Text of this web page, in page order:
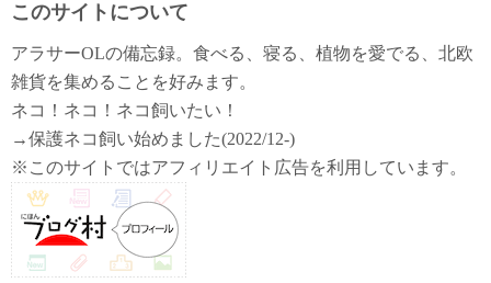
ペ
ー
ジ
送
り
このサイトについて
アラサーOLの備忘録。食べる、寝る、植物を愛でる、北欧
雑貨を集めることを好みます。
ネコ！ネコ！ネコ飼いたい！
→保護ネコ飼い始めました(2022/12-)
※このサイトではアフィリエイト広告を利用しています。